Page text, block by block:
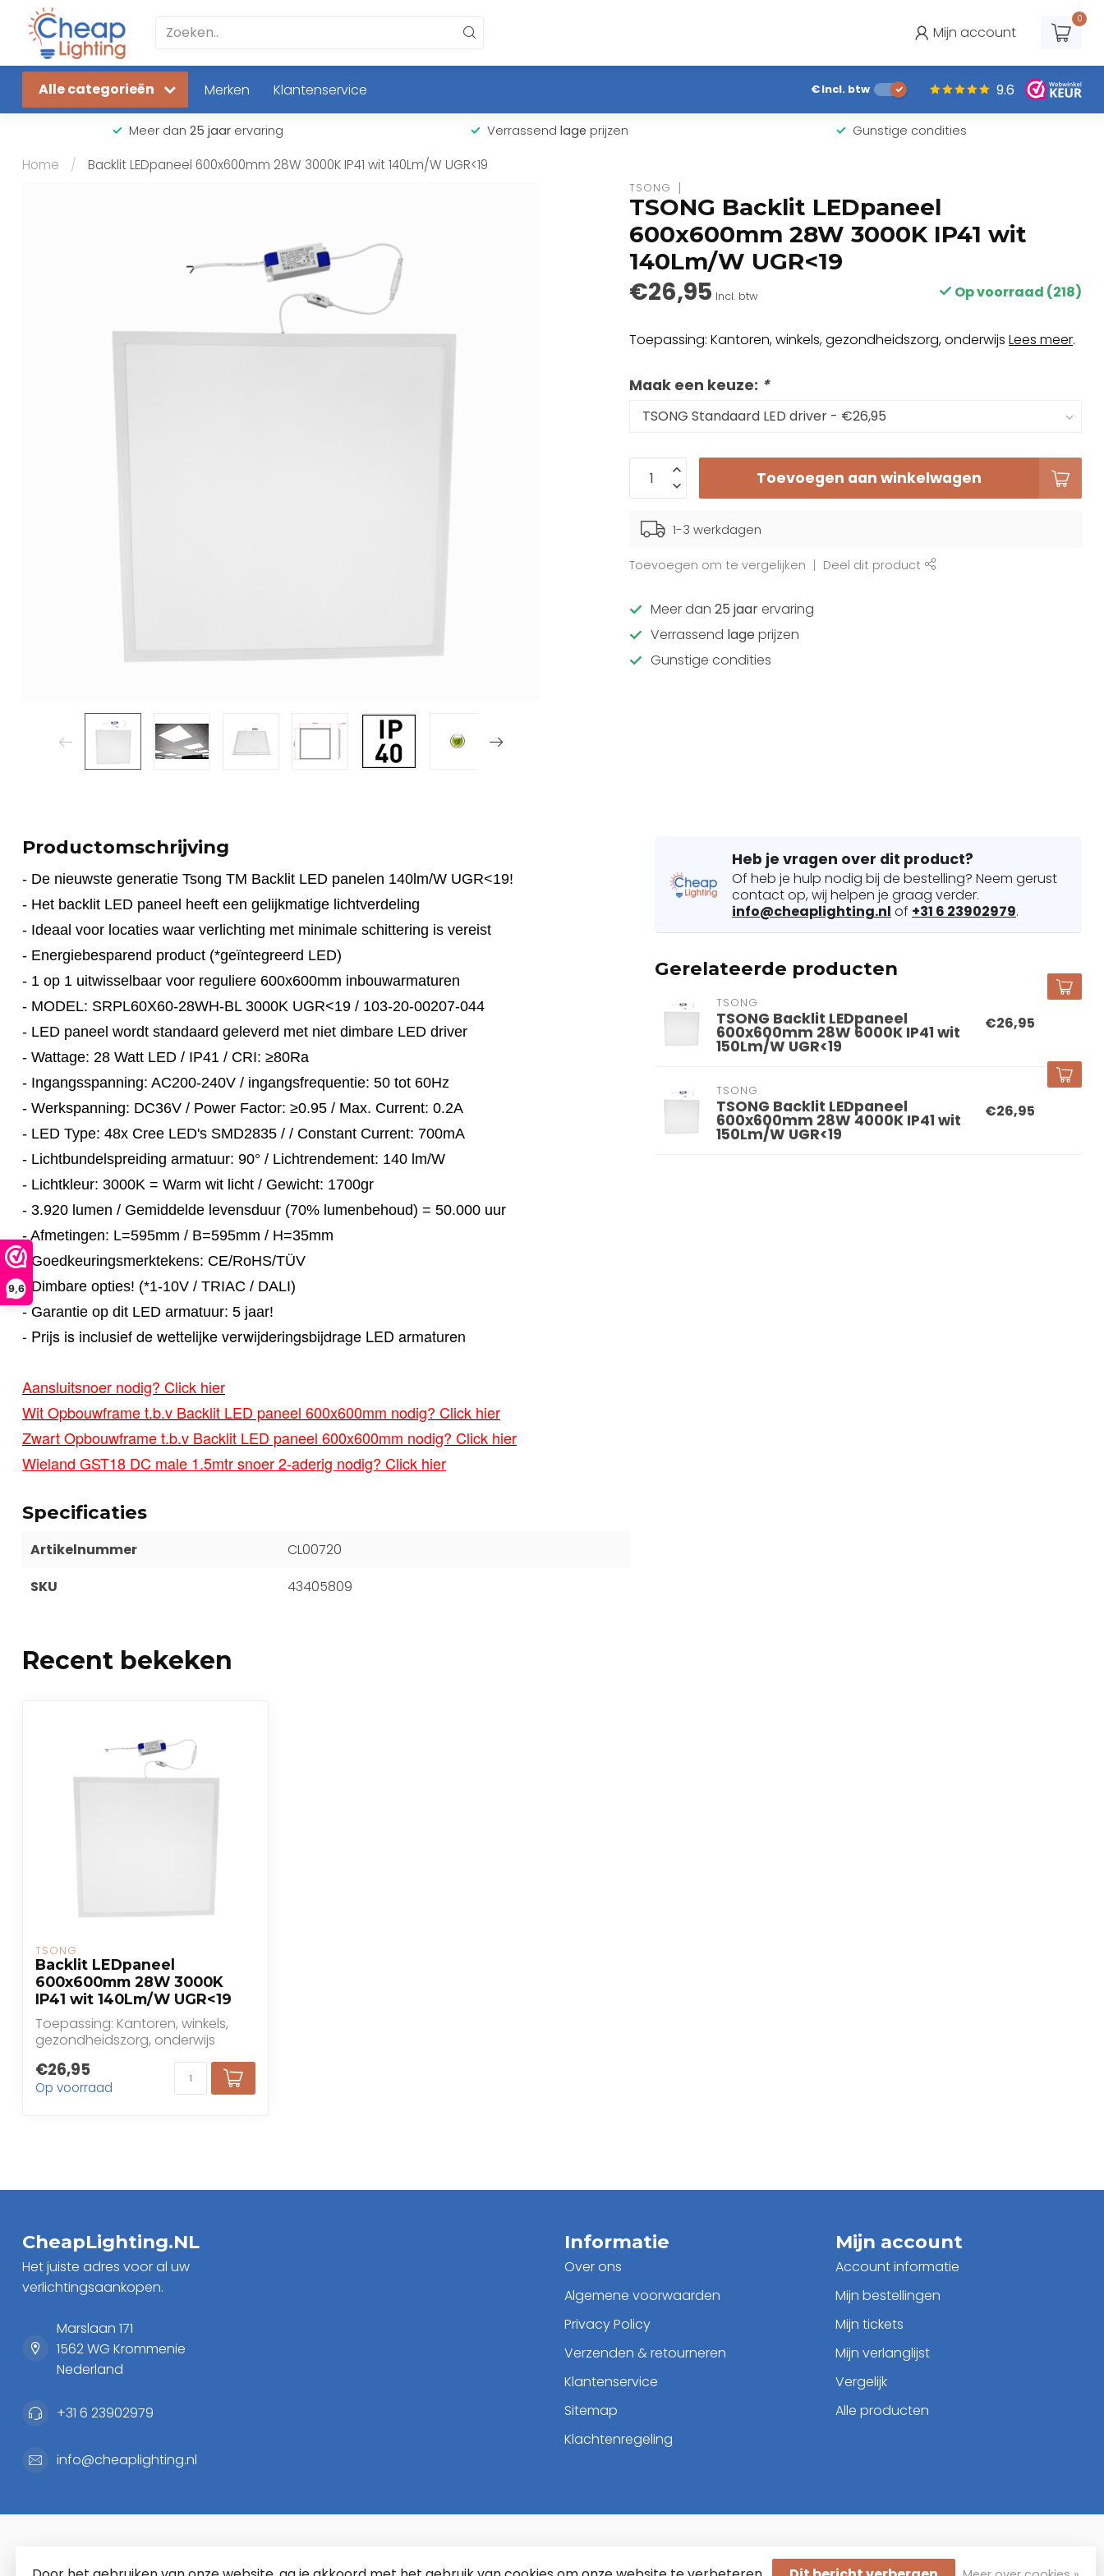
9,6
Mijn account
0
Alle categorieën Merken Klantenservice €Incl. btw 9.6
Meer dan 25 jaar ervaring Verrassend lage prijzen Gunstige condities
Home / Backlit LEDpaneel 600x600mm 28W 3000K IP41 wit 140Lm/W UGR<19
TSONG
TSONG Backlit LEDpaneel
600x600mm 28W 3000K IP41 wit
140Lm/W UGR<19
€26,95 Incl. btw Op voorraad (218)
Toepassing: Kantoren, winkels, gezondheidszorg, onderwijsLees meer.
Maak een keuze: *
Toevoegen aan winkelwagen
1-3 werkdagen
Toevoegen om te vergelijken Deel dit product
Meer dan25 jaarervaring
Verrassend lage prijzen
Gunstige condities
Productomschrijving
- De nieuwste generatie Tsong TM Backlit LED panelen 140lm/W UGR<19!
- Het backlit LED paneel heeft een gelijkmatige lichtverdeling
- Ideaal voor locaties waar verlichting met minimale schittering is vereist
- Energiebesparend product (*geïntegreerd LED)
- 1 op 1 uitwisselbaar voor reguliere 600x600mm inbouwarmaturen
- MODEL: SRPL60X60-28WH-BL 3000K UGR<19 / 103-20-00207-044
- LED paneel wordt standaard geleverd met niet dimbare LED driver
- Wattage: 28 Watt LED / IP41 / CRI: ≥80Ra
- Ingangsspanning: AC200-240V / ingangsfrequentie: 50 tot 60Hz
- Werkspanning: DC36V / Power Factor: ≥0.95 / Max. Current: 0.2A
- LED Type: 48x Cree LED's SMD2835 / / Constant Current: 700mA
- Lichtbundelspreiding armatuur: 90° / Lichtrendement: 140 lm/W
- Lichtkleur: 3000K = Warm wit licht / Gewicht: 1700gr
- 3.920 lumen / Gemiddelde levensduur (70% lumenbehoud) = 50.000 uur
- Afmetingen: L=595mm / B=595mm / H=35mm
- Goedkeuringsmerktekens: CE/RoHS/TÜV
- Dimbare opties! (*1-10V / TRIAC / DALI)
- Garantie op dit LED armatuur: 5 jaar!
- Prijs is inclusief de wettelijke verwijderingsbijdrage LED armaturen
Aansluitsnoer nodig? Click hier
Wit Opbouwframe t.b.v Backlit LED paneel 600x600mm nodig? Click hier
Zwart Opbouwframe t.b.v Backlit LED paneel 600x600mm nodig? Click hier
Wieland GST18 DC male 1.5mtr snoer 2-aderig nodig? Click hier
Specificaties
Artikelnummer
CL00720
SKU
43405809
Heb je vragen over dit product?
Of heb je hulp nodig bij de bestelling? Neem gerust
contact op, wij helpen je graag verder.
info@cheaplighting.nl of +31 6 23902979.
Gerelateerde producten
TSONG
TSONG Backlit LEDpaneel
600x600mm 28W 6000K IP41 wit
150Lm/W UGR<19
€26,95
TSONG
TSONG Backlit LEDpaneel
600x600mm 28W 4000K IP41 wit
150Lm/W UGR<19
€26,95
Recent bekeken
TSONG
Backlit LEDpaneel
600x600mm 28W 3000K
IP41 wit 140Lm/W UGR<19
Toepassing: Kantoren, winkels,
gezondheidszorg, onderwijs
€26,95
Op voorraad
CheapLighting.NL
Het juiste adres voor al uw
verlichtingsaankopen.
Marslaan 171
1562 WG Krommenie
Nederland
+31 6 23902979
info@cheaplighting.nl
Informatie
Over ons
Algemene voorwaarden
Privacy Policy
Verzenden & retourneren
Klantenservice
Sitemap
Klachtenregeling
Mijn account
Account informatie
Mijn bestellingen
Mijn tickets
Mijn verlanglijst
Vergelijk
Alle producten